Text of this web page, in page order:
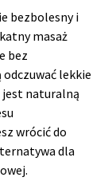
bezbolesny i
masaż
bez
lekkie
jest naturalną
wrócić do
dla